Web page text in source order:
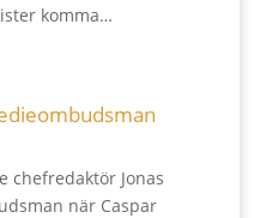
komma…
chefredaktör Jonas
när Caspar